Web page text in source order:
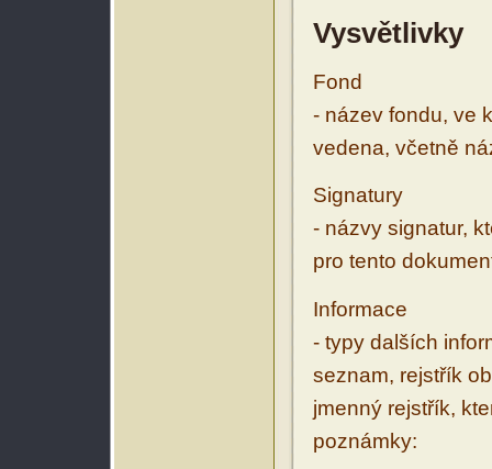
Vysvětlivky
Fond
- název fondu, ve
vedena, včetně
Signatury
- názvy signatur,
pro tento
Informace
- typy dalších
seznam, rejstřík
jmenný rejstřík,
poznámky: